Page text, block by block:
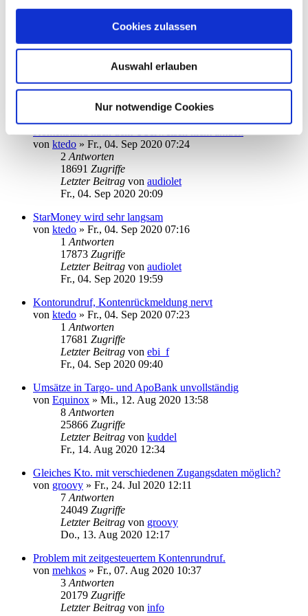
Cookies zulassen
Auswahl erlauben
Nur notwendige Cookies
Letzter Beitragvonebi_f
Do., 12. Nov 2020 15:40
Import von gesendeten Überweisungen aus VRNetworld
Antworten
32567Zugriffe
Di., 27. Okt 2020 00:18
von ktedo » Fr., 04. Sep 2020 07:24
2 Antworten
18691 Zugriffe
Letzter Beitrag von audiolet
Fr., 04. Sep 2020 20:09
StarMoney wird sehr langsam
von ktedo » Fr., 04. Sep 2020 07:16
1 Antworten
17873 Zugriffe
Letzter Beitrag von audiolet
Fr., 04. Sep 2020 19:59
Kontorundruf, Kontenrückmeldung nervt
von ktedo » Fr., 04. Sep 2020 07:23
1 Antworten
17681 Zugriffe
Letzter Beitrag von ebi_f
Fr., 04. Sep 2020 09:40
Umsätze in Targo- und ApoBank unvollständig
von Equinox » Mi., 12. Aug 2020 13:58
8 Antworten
25866 Zugriffe
Letzter Beitrag von kuddel
Fr., 14. Aug 2020 12:34
Gleiches Kto. mit verschiedenen Zugangsdaten möglich?
von groovy » Fr., 24. Jul 2020 12:11
7 Antworten
24049 Zugriffe
Letzter Beitrag von groovy
Do., 13. Aug 2020 12:17
Problem mit zeitgesteuertem Kontenrundruf.
von mehkos » Fr., 07. Aug 2020 10:37
3 Antworten
20179 Zugriffe
Letzter Beitrag von info